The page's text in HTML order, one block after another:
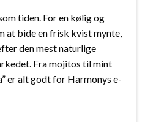
tiden. For en kølig og
at bide en frisk kvist mynte,
den mest naturlige
Fra mojitos til mint
er alt godt for Harmonys e-